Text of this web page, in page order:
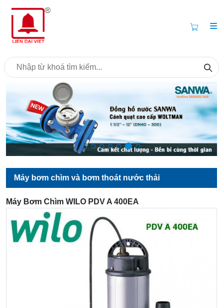
Máy bơm chìm và bơm thoát nước thải
Máy Bơm Chìm WILO PDV A 400EA